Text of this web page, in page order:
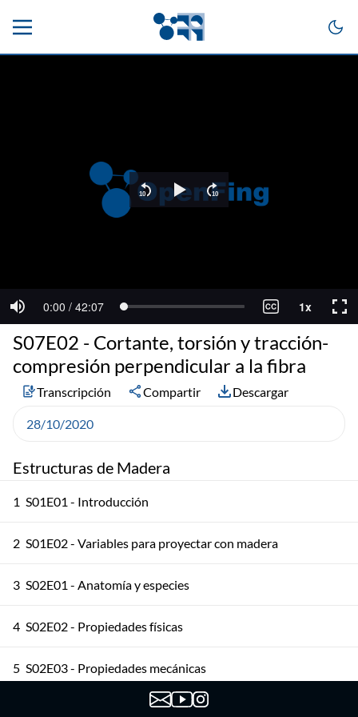
Estructuras de Madera
1 S01E01 - Introducción
2 S01E02 - Variables para proyectar con madera
3 S02E01 - Anatomía y especies
4 S02E02 - Propiedades físicas
5 S02E03 - Propiedades mecánicas
S03E01 - Madera aserrada 1
S07E02 - Cortante, torsión y tracción-
compresión perpendicular a la fibra
Transcripción Compartir Descargar
28/10/2020